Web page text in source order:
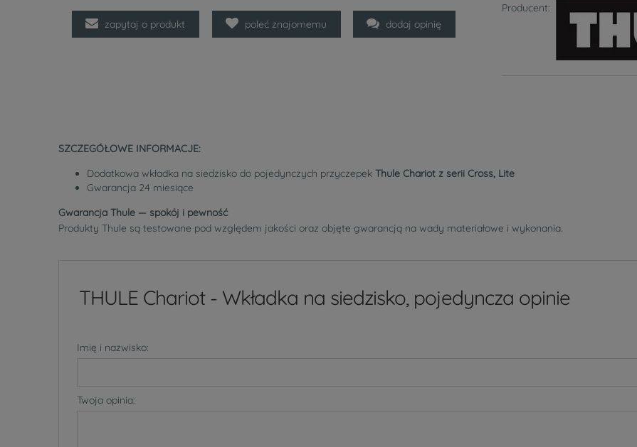
zapytaj o produkt poleć znajomemu dodaj opinię
Producent:
SZCZEGÓŁOWE INFORMACJE:
Dodatkowa wkładka na siedzisko do pojedynczych przyczepek Thule Chariot z serii Cross, Lite
Gwarancja 24 miesiące
Gwarancja Thule — spokój i pewność
Produkty Thule są testowane pod względem jakości oraz objęte gwarancją na wady materiałowe i wykonania.
THULE Chariot - Wkładka na siedzisko, pojedyncza opinie
Imię i nazwisko:
Twoja opinia: